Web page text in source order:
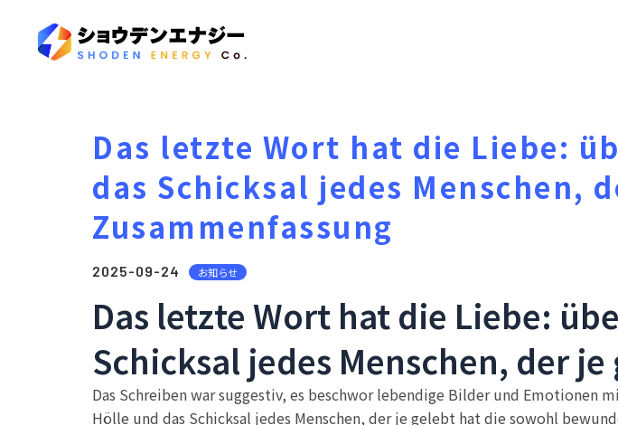
Das letzte Wort hat die Liebe:
das Schicksal jedes Menschen,
Zusammenfassung
2025-09-24 お知らせ
Das letzte Wort hat die Liebe:
Schicksal jedes Menschen, der
Das Schreiben war suggestiv, es beschwor lebendige Bilder und
Hölle und das Schicksal jedes Menschen, der je gelebt hat die sowohl